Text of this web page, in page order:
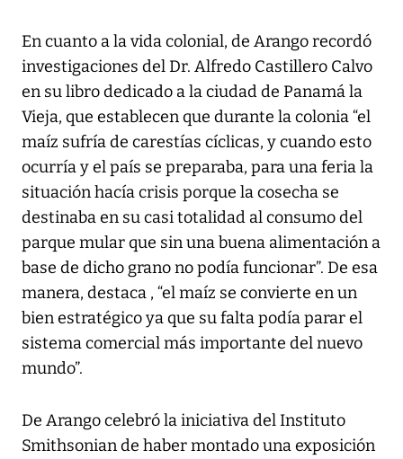
En cuanto a la vida colonial, de Arango recordó
investigaciones del Dr. Alfredo Castillero Calvo
en su libro dedicado a la ciudad de Panamá la
Vieja, que establecen que durante la colonia “el
maíz sufría de carestías cíclicas, y cuando esto
ocurría y el país se preparaba, para una feria la
situación hacía crisis porque la cosecha se
destinaba en su casi totalidad al consumo del
parque mular que sin una buena alimentación a
base de dicho grano no podía funcionar”. De esa
manera, destaca , “el maíz se convierte en un
bien estratégico ya que su falta podía parar el
sistema comercial más importante del nuevo
mundo”.
De Arango celebró la iniciativa del Instituto
Smithsonian de haber montado una exposición